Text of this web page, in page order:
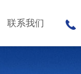
联系我们